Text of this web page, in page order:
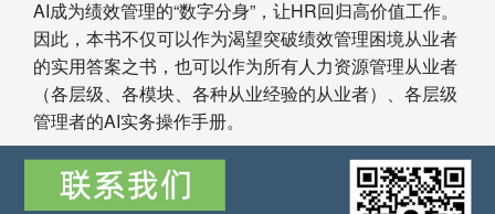
AI成为绩效管理的“数字分身”，让HR回归高价值工作。
因此，本书不仅可以作为渴望突破绩效管理困境从业者
的实用答案之书，也可以作为所有人力资源管理从业者
（各层级、各模块、各种从业经验的从业者）、各层级
管理者的AI实务操作手册。